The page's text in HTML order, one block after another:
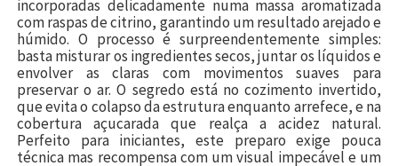
incorporadas delicadamente numa massa aromatizada
com raspas de citrino, garantindo um resultado arejado e
húmido. O processo é surpreendentemente simples:
basta misturar os ingredientes secos, juntar os líquidos e
envolver as claras com movimentos suaves para
preservar o ar. O segredo está no cozimento invertido,
que evita o colapso da estrutura enquanto arrefece, e na
cobertura açucarada que realça a acidez natural.
Perfeito para iniciantes, este preparo exige pouca
técnica mas recompensa com um visual impecável e um